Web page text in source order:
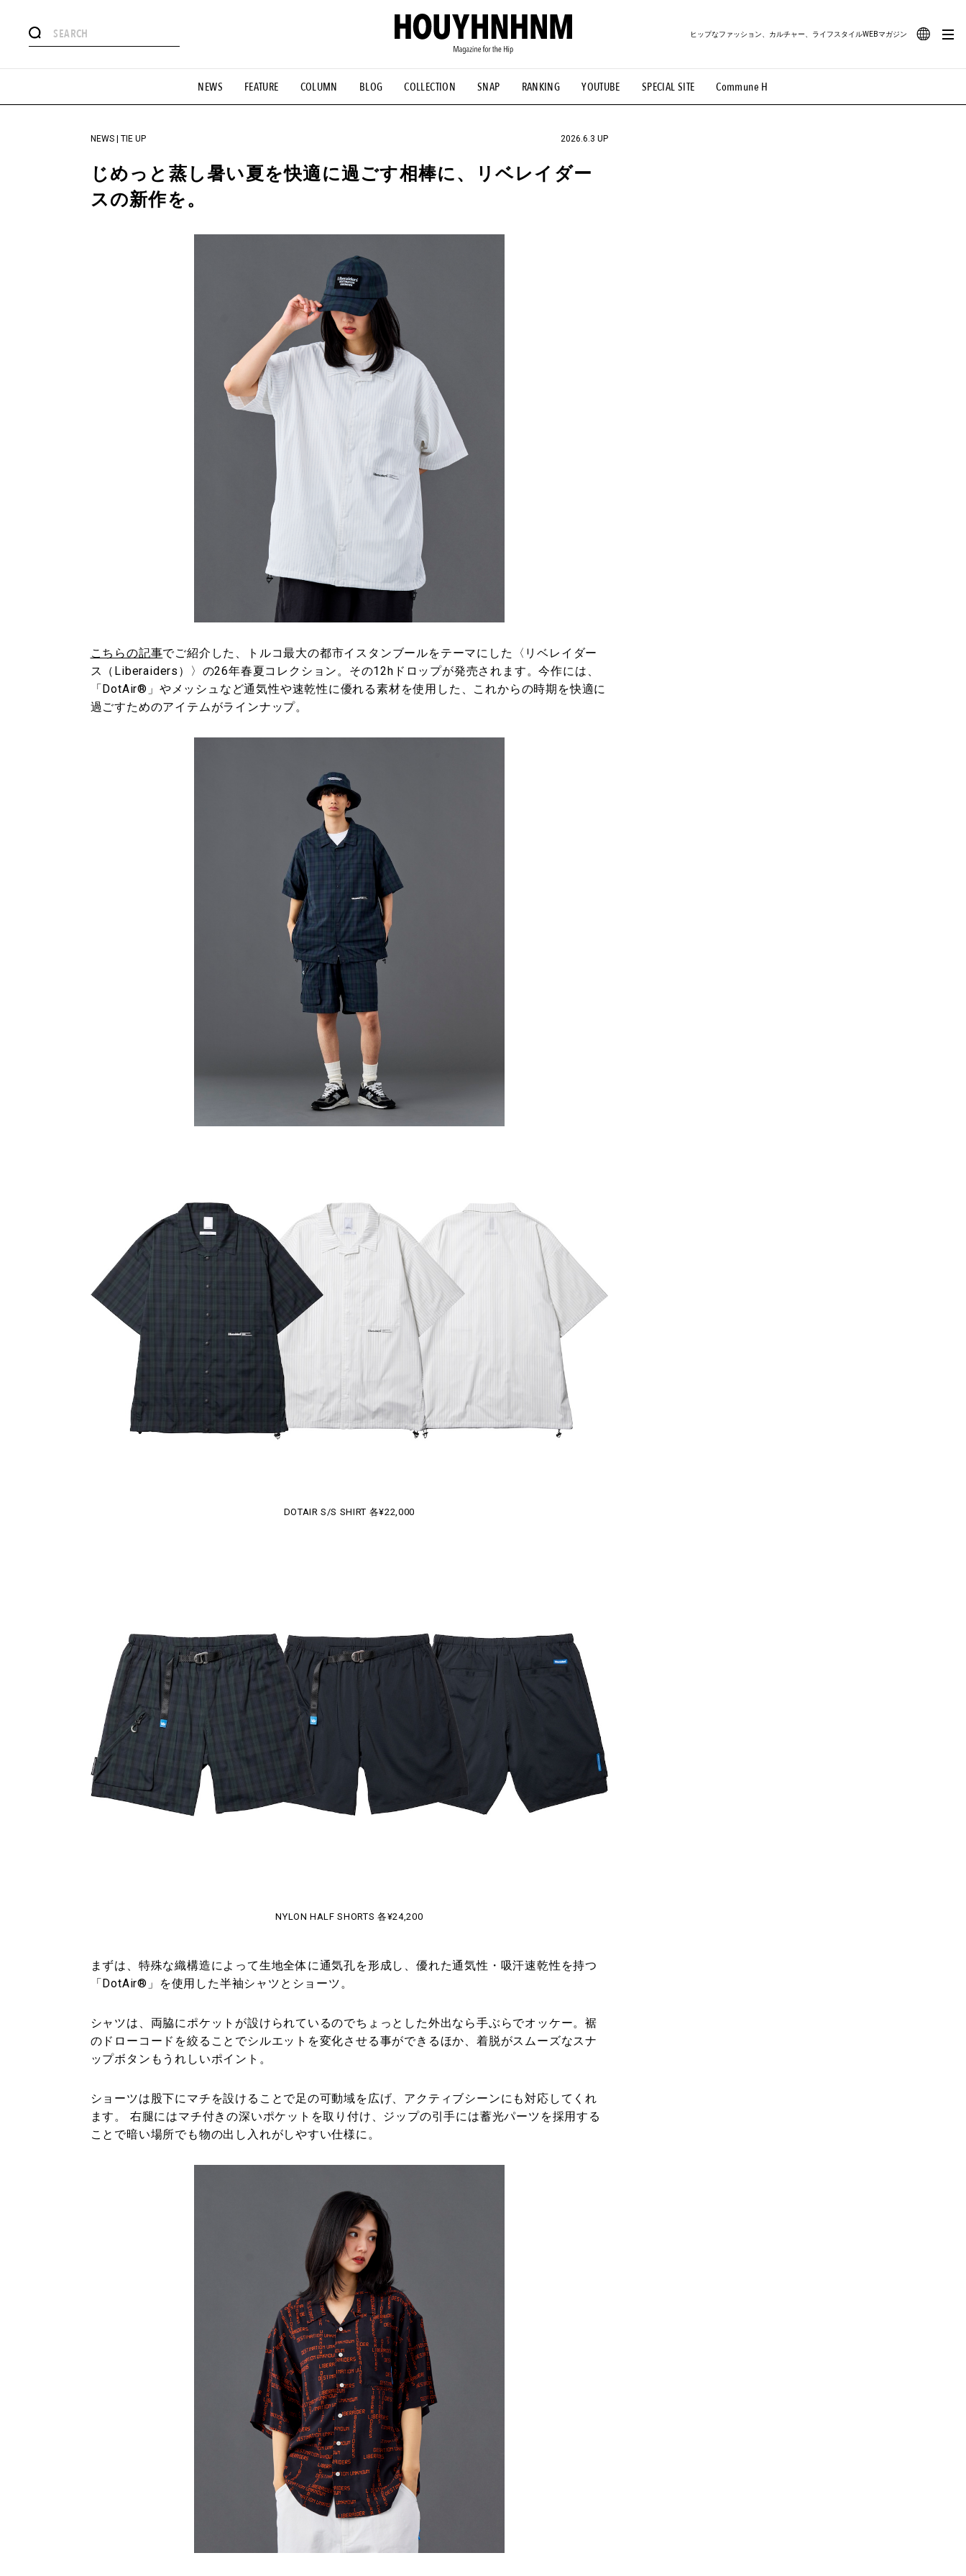
NEWS FEATURE COLUMN BLOG COLLECTION SNAP RANKING YOUTUBE SPECIAL SITE Commune H
ヒップなファッション、カルチャー、ライフスタイルWEBマガジン
#憧れの逸品 #ESSENTIAL DESIGNS #古着サミット #NEW VINTAGE #マイナーグッド図鑑 #路地裏てぃーん。 #MONTHLY JOURNAL
#GH 銘品の所以 #フイナムのYouTube #Commune H #FOCUS IT #AH.H #ととけん #FASHION #MUSIC #MOVIE #LIFESTYLE #SNEAKER #OUTDOOR
#HANDSOME HANDBOOK
NEWS | TIE UP 2026.6.3 UP
じめっと蒸し暑い夏を快適に過ごす相棒に、リベレイダー
スの新作を。
こちらの記事でご紹介した、トルコ最大の都市イスタンブールをテーマにした〈リベレイダー
ス（Liberaiders）〉の26年春夏コレクション。その12hドロップが発売されます。今作には、
「DotAir®」やメッシュなど通気性や速乾性に優れる素材を使用した、これからの時期を快適に
過ごすためのアイテムがラインナップ。
DOTAIR S/S SHIRT 各¥22,000
NYLON HALF SHORTS 各¥24,200
まずは、特殊な織構造によって生地全体に通気孔を形成し、優れた通気性・吸汗速乾性を持つ
「DotAir®」を使用した半袖シャツとショーツ。
シャツは、両脇にポケットが設けられているのでちょっとした外出なら手ぶらでオッケー。裾
のドローコードを絞ることでシルエットを変化させる事ができるほか、着脱がスムーズなスナ
ップボタンもうれしいポイント。
ショーツは股下にマチを設けることで足の可動域を広げ、アクティブシーンにも対応してくれ
ます。 右腿にはマチ付きの深いポケットを取り付け、ジップの引手には蓄光パーツを採用する
ことで暗い場所でも物の出し入れがしやすい仕様に。